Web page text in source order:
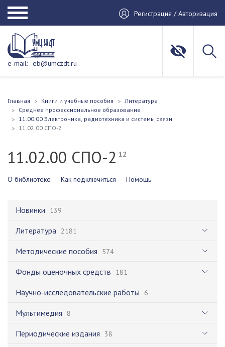
Регистрация / Авторизация
e-mail: eb@umczdt.ru
Главная Книги и учебные пособия
Литература
Среднее профессиональное образование
11.00.00 Электроника, радиотехника и системы связи
11.02.00 СПО-2
11.02.00 СПО-212
О библиотеке Как подключиться Помощь
Новинки 139
Литература 2181
Методические пособия 574
Фонды оценочных средств 181
Научно-исследовательские работы 6
Мультимедия 8
Периодические издания 38